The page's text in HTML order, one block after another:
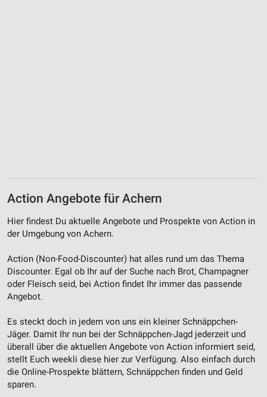
Action Angebote für Achern
Hier findest Du aktuelle Angebote und Prospekte von Action in
der Umgebung von Achern.
Action (Non-Food-Discounter) hat alles rund um das Thema
Discounter. Egal ob Ihr auf der Suche nach Brot, Champagner
oder Fleisch seid, bei Action findet Ihr immer das passende
Angebot.
Es steckt doch in jedem von uns ein kleiner Schnäppchen-
Jäger. Damit Ihr nun bei der Schnäppchen-Jagd jederzeit und
überall über die aktuellen Angebote von Action informiert seid,
stellt Euch weekli diese hier zur Verfügung. Also einfach durch
die Online-Prospekte blättern, Schnäppchen finden und Geld
sparen.
Performance
Funktional
Werbung